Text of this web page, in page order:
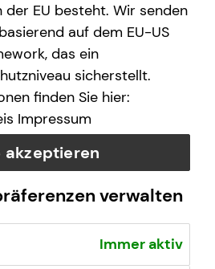
schon ist nichts mehr, wie es
Arbeitskraftabsicherung
der EU besteht. Wir senden
auf dem EU-US
das ein
sicherstellt.
finden Sie hier:
Impressum
akzeptieren
verwalten
Immer aktiv